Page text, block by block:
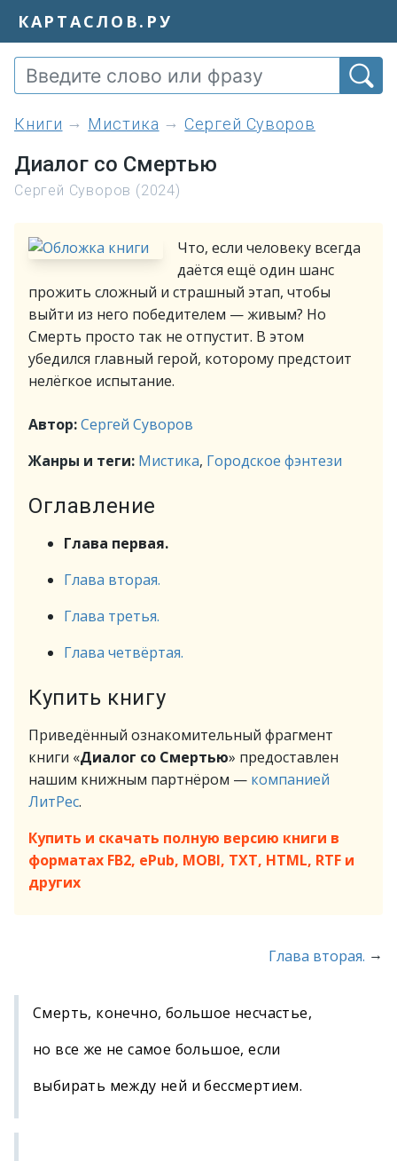
КАРТАСЛОВ.РУ
книги Мистика Сергей Суворов
Диалог со Смертью
Сергей Суворов (2024)
Что, если человеку всегда
даётся ещё один шанс
прожить сложный и страшный этап, чтобы
выйти из него победителем — живым? Но
Смерть просто так не отпустит. В этом
убедился главный герой, которому предстоит
нелёгкое испытание.
Автор:Сергей Суворов
Жанры и теги: Мистика, Городское фэнтези
Оглавление
Глава первая.
Глава вторая.
Глава третья.
Глава четвёртая.
Купить книгу
Приведённый ознакомительный фрагмент
книги «Диалог со Смертью» предоставлен
нашим книжным партнёром — компанией
ЛитРес.
Купить и скачать полную версию книги в
форматах FB2, ePub, MOBI, TXT, HTML, RTF и
других
Глава вторая. →
Смерть, конечно, большое несчастье,
но все же не самое большое, если
выбирать между ней и бессмертием.